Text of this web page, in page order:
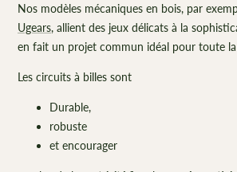
Nos modèles mécaniques en bois, par
Ugears, allient des jeux délicats à la
en fait un projet commun idéal pour toute
Les circuits à billes sont
Durable,
robuste
et encourager